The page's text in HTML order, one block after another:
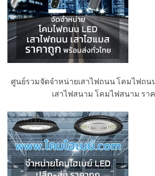
ศูนย์รวมจัดจำหน่ายเสาไฟถนน โคมไฟถน
เสาไฟสนาม โคมไฟสนาม รา